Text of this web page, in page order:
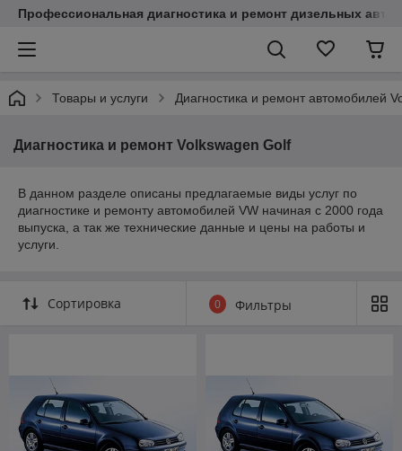
Профессиональная диагностика и ремонт дизельных
Товары и услуги Диагностика и ремонт автомобилей
Диагностика и ремонт Volkswagen Golf
В данном разделе описаны предлагаемые виды услуг по
диагностике и ремонту автомобилей VW начиная с 2000 года
выпуска, а так же технические данные и цены на работы и
услуги.
Сортировка 0 Фильтры